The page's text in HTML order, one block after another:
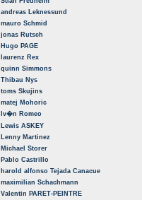
andreas Leknessund
mauro Schmid
jonas Rutsch
Hugo PAGE
laurenz Rex
quinn Simmons
Thibau Nys
toms Skujins
matej Mohoric
Iv�n Romeo
Lewis ASKEY
Lenny Martinez
Michael Storer
Pablo Castrillo
harold alfonso Tejada Canacue
maximilian Schachmann
Valentin PARET-PEINTRE